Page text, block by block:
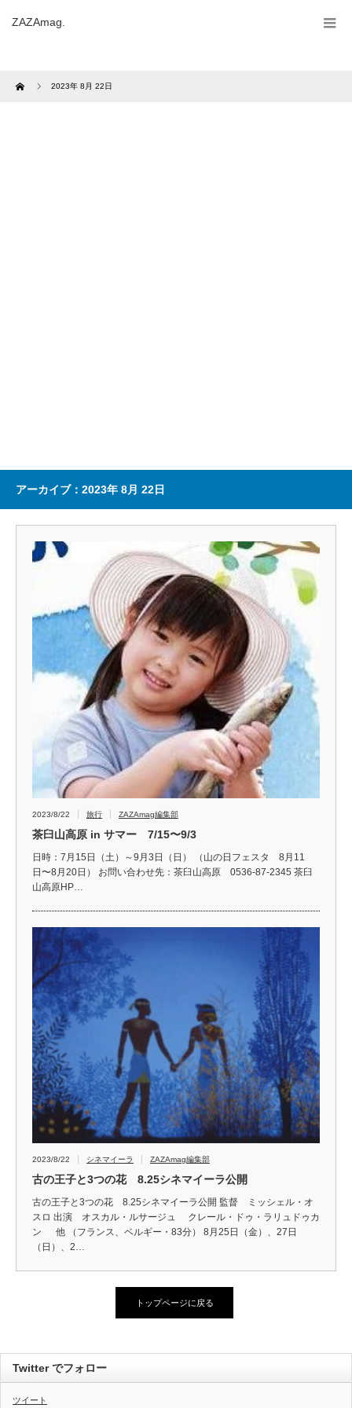
ZAZAmag.
Home 2023年 8月 22日
アーカイブ：2023年 8月 22日
2023/8/22 旅行 ZAZAmag編集部
茶臼山高原 in サマー 7/15〜9/3
日時：7月15日（土）～9月3日（日） （山の日フェスタ 8月11
日〜8月20日） お問い合わせ先：茶臼山高原 0536-87-2345 茶臼
山高原HP…
2023/8/22 シネマイーラ ZAZAmag編集部
古の王子と3つの花 8.25シネマイーラ公開
古の王子と3つの花 8.25シネマイーラ公開 監督 ミッシェル・オ
スロ 出演 オスカル・ルサージュ クレール・ドゥ・ラリュドゥカ
ン 他 （フランス、ベルギー・83分） 8月25日（金）、27日
（日）、2…
トップページに戻る
Twitter でフォロー
ツイート